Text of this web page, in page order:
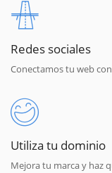
Redes sociales
Conectamos tu web
Utiliza tu dominio
Mejora tu marca y haz